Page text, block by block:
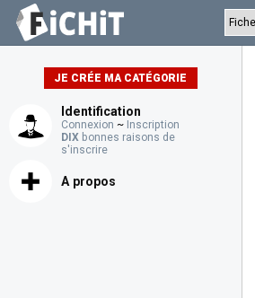
JE CRÉE MA CATÉGORIE
Identification
Connexion ~ Inscription
DIX bonnes raisons de
s'inscrire
A propos